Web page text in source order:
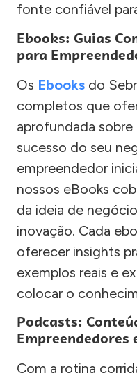
fonte confiável
Ebooks: Guias
para
Os Ebooks do
completos que
aprofundada sobre
sucesso do seu
empreendedor
nossos eBooks
da ideia de
inovação. Cada
oferecer insights
exemplos reais e
colocar o
Podcasts:
Empreendedores
Com a rotina